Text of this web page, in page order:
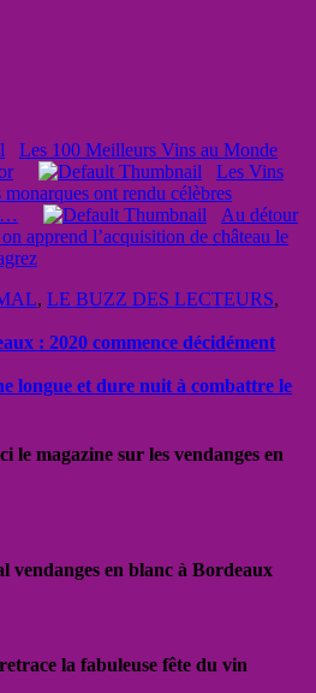
Les 100 Meilleurs Vins au Monde
Les Vins
ont rendu célèbres
Au détour
apprend l’acquisition de château le
, LE BUZZ DES LECTEURS,
: 2020 commence décidément
longue et dure nuit à combattre le
le magazine sur les vendanges en
vendanges en blanc à Bordeaux
la fabuleuse fête du vin